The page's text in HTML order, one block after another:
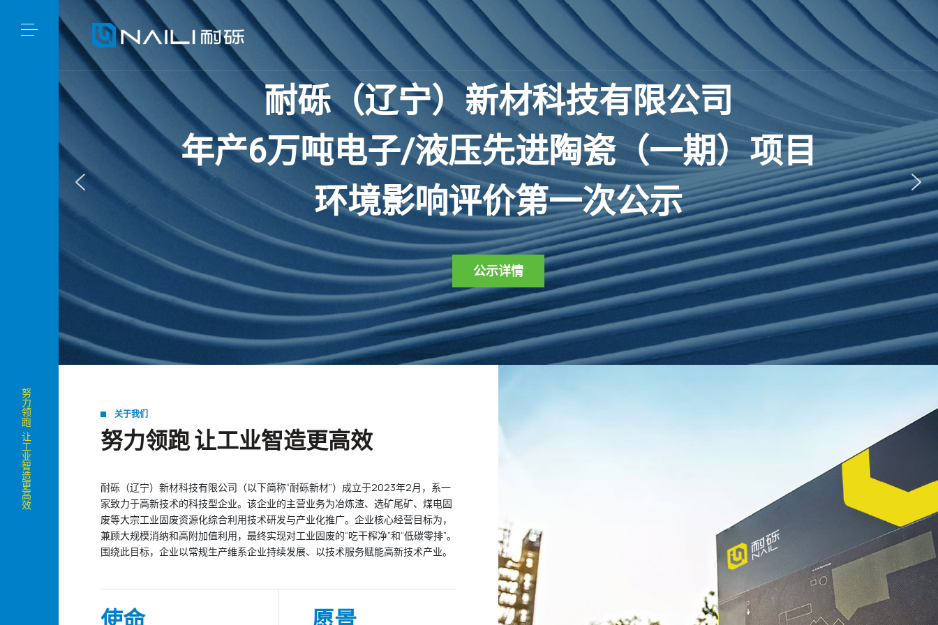
努力领跑 让工业智造更高效
耐砾（辽宁）新材科技有限公司
年产6万吨电子/液压先进陶瓷（一期）项目
环境影响评价第一次公示
公示详情
关于我们
努力领跑 让工业智造更高效
耐砾（辽宁）新材科技有限公司（以下简称“耐砾新材”）成立于2023年2月，系一
家致力于高新技术的科技型企业。该企业的主营业务为冶炼渣、选矿尾矿、煤电固
废等大宗工业固废资源化综合利用技术研发与产业化推广。企业核心经营目标为，
兼顾大规模消纳和高附加值利用，最终实现对工业固废的“吃干榨净”和“低碳零排”。
围绕此目标，企业以常规生产维系企业持续发展、以技术服务赋能高新技术产业。